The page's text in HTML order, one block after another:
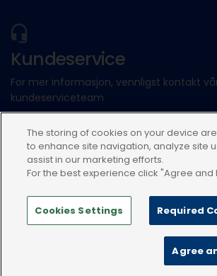
Kundeservice
For mer informasjon, vennligst kontakt
kundeserviceteam
Send inn en elektronisk forespørsel
eller ring:48020798
Vilkår for bruk
The storing of cookies on your device
to enhance site navigation, analyze site
assist in our marketing efforts.
For the best experience click "Agree and
Cookies Settings Required
Agree